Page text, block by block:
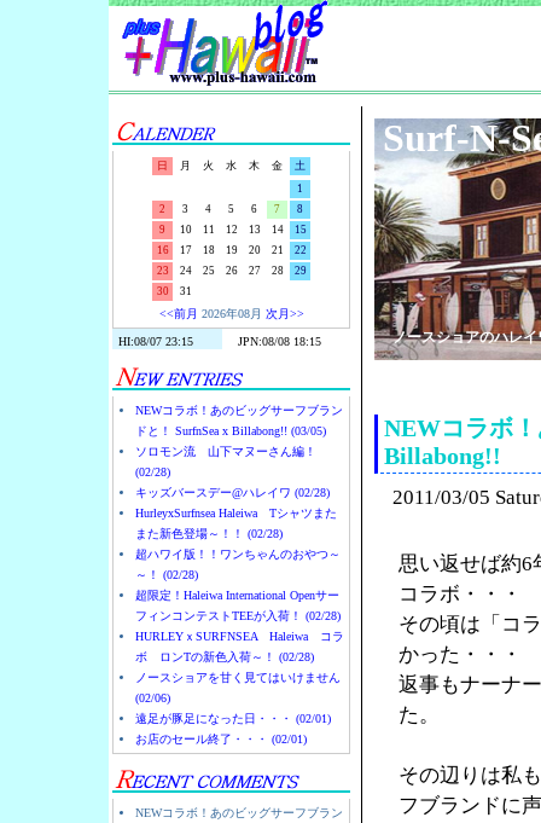
日 月 火 水 木 金
土
1
2
3 4 5 6 7
8
9
10 11 12 13 14
15
16
17 18 19 20 21
22
23
24 25 26 27 28
29
30
31
<<前月 2026年08月 次月>>
NEWコラボ！あのビッグサーフブラン
ドと！ SurfnSea x Billabong!! (03/05)
ソロモン流 山下マヌーさん編！
(02/28)
キッズバースデー@ハレイワ (02/28)
HurleyxSurfnsea Haleiwa Tシャツまた
また新色登場～！！ (02/28)
超ハワイ版！！ワンちゃんのおやつ～
～！ (02/28)
超限定！Haleiwa International Openサー
フィンコンテストTEEが入荷！ (02/28)
HURLEYｘSURFNSEA Haleiwa コラ
ボ ロンTの新色入荷～！ (02/28)
ノースショアを甘く見てはいけません
(02/06)
遠足が豚足になった日・・・ (02/01)
お店のセール終了・・・ (02/01)
NEWコラボ！あのビッグサーフブラン
Surf-N-
ノースショアのハレ
NEWコラボ
Billabong!!
2011/03/05
思い返せば約6
コラボ・・・
その頃は「コ
かった・・・
返事もナーナ
た。
その辺りは私
フブランドに